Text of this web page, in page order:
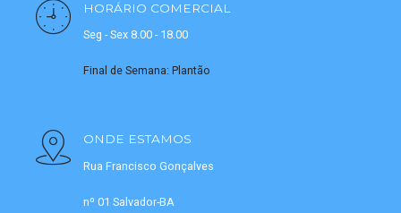
HORÁRIO COMERCIAL
Seg - Sex 8.00 - 18.00
Final de Semana: Plantão
ONDE ESTAMOS
Rua Francisco Gonçalves
nº 01 Salvador-BA